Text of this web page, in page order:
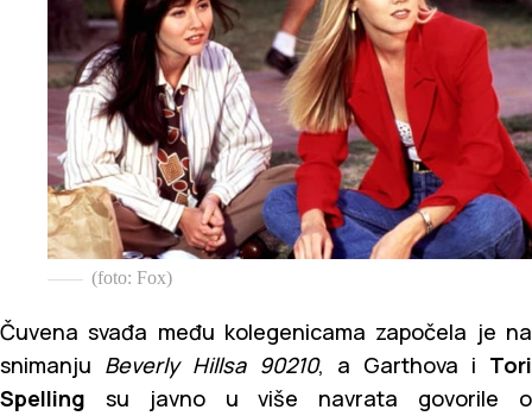
(foto: Fox)
Čuvena svađa među kolegenicama započela je na
snimanju Beverly Hillsa 90210, a Garthova i Tori
Spelling su javno u više navrata govorile o